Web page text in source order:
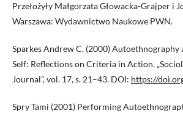
Przełożyły Małgorzata Głowacka-Grajper i
Warszawa: Wydawnictwo Naukowe PWN.
Sparkes Andrew C. (2000)
Self: Reflections on Criteria in Action.
Journal”, vol. 17, s. 21–43. DOI: https://
Spry Tami (2001) Performing